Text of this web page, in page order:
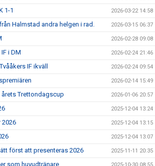
1-1 2026-03-22 14:58
Halmstad andra helgen i rad. 2026-03-15 06:37
2026-02-28 09:08
i DM 2026-02-24 21:46
IF ikväll 2026-02-24 09:54
2026-02-14 15:49
Trettondagscup 2026-01-06 20:57
2025-12-04 13:24
2026 2025-12-04 13:15
2025-12-04 13:07
först att presenteras 2026 2025-11-11 20:35
som huvudtränare